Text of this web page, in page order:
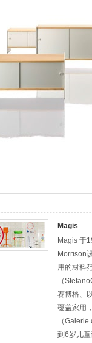
Magis
Magis 于
Morrison
用的材料
（
赛博格、
覆盖家用
（
到6岁儿